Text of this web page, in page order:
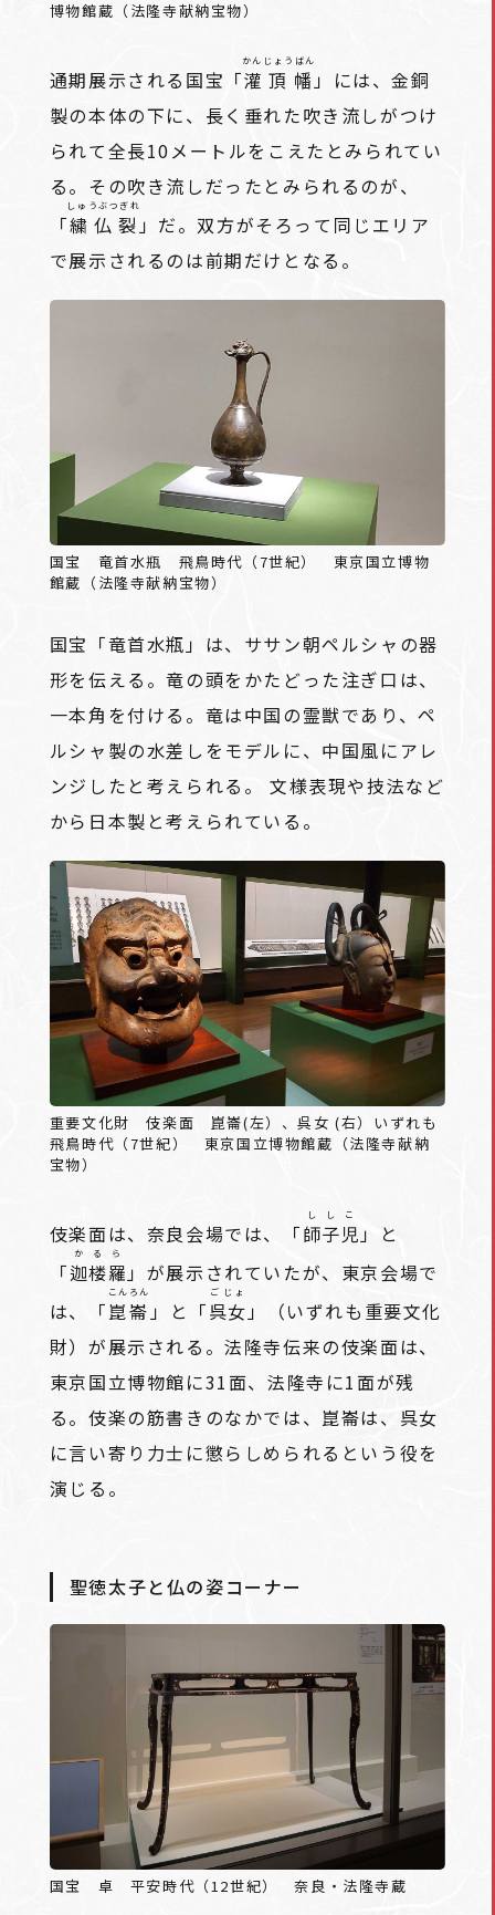
博物館蔵（法隆寺献納宝物）
通期展示される国宝「灌頂幡
かんじょうばん
」には、金銅
製の本体の下に、長く垂れた吹き流しがつけ
られて全長10メートルをこえたとみられてい
る。その吹き流しだったとみられるのが、
「繍仏裂
しゅうぶつぎれ
」だ。双方がそろって同じエリア
で展示されるのは前期だけとなる。
国宝 竜首水瓶 飛鳥時代（7世紀） 東京国立博物
館蔵（法隆寺献納宝物）
国宝「竜首水瓶」は、ササン朝ペルシャの器
形を伝える。竜の頭をかたどった注ぎ口は、
一本角を付ける。竜は中国の霊獣であり、ペ
ルシャ製の水差しをモデルに、中国風にアレ
ンジしたと考えられる。 文様表現や技法など
から日本製と考えられている。
重要文化財 伎楽面 崑崙(左）、呉女 (右）いずれも
飛鳥時代（7世紀） 東京国立博物館蔵（法隆寺献納
宝物）
伎楽面は、奈良会場では、「師子児
ししこ
」と
「迦楼羅
かるら
」が展示されていたが、東京会場で
は、「崑崙
こんろん
」と「呉女
ごじょ
」（いずれも重要文化
財）が展示される。法隆寺伝来の伎楽面は、
東京国立博物館に31面、法隆寺に1面が残
る。伎楽の筋書きのなかでは、崑崙は、呉女
に言い寄り力士に懲らしめられるという役を
演じる。
聖徳太子と仏の姿コーナー
国宝 卓 平安時代（12世紀） 奈良・法隆寺蔵